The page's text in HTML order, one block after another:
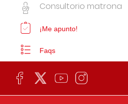
Consultorio matrona
¡Me apunto!
Faqs